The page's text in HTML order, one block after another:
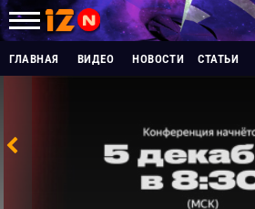
ГЛАВНАЯ ВИДЕО НОВОСТИ СТАТЬИ